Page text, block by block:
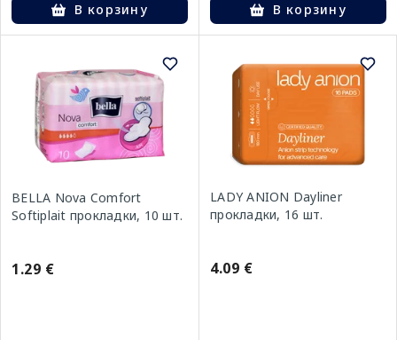
В корзину В корзину
BELLA Nova Comfort
Softiplait прокладки, 10 шт.
1.29 €
LADY ANION Dayliner
прокладки, 16 шт.
4.09 €